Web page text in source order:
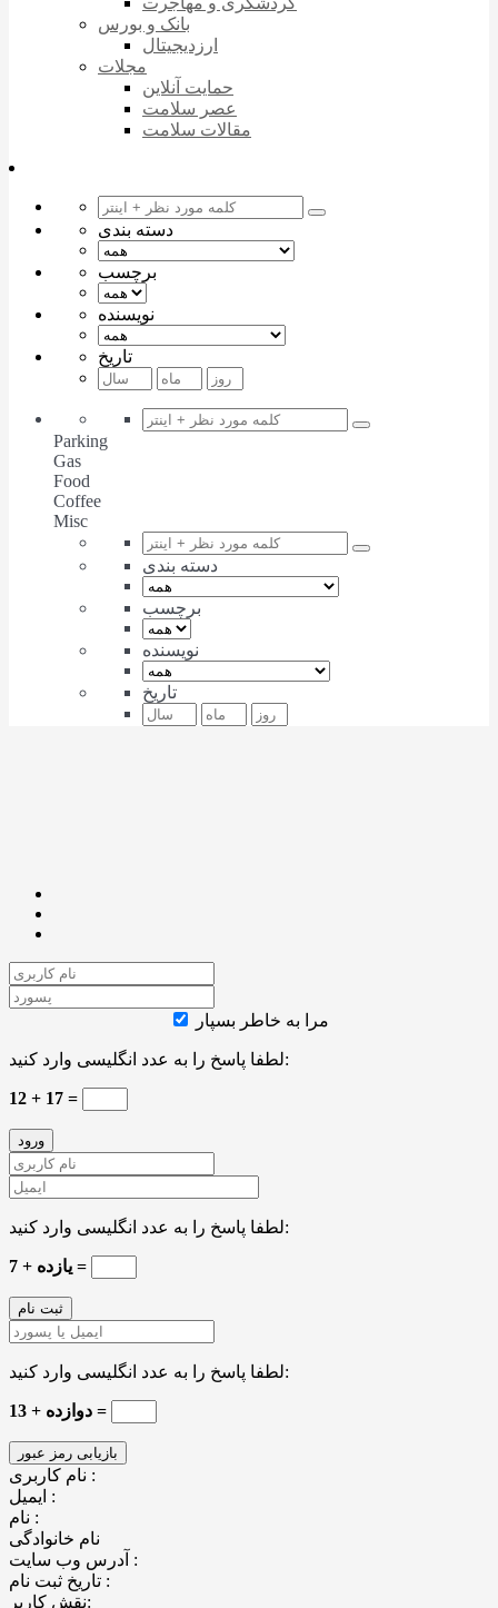
بانک و بورس
ارزدیجیتال
مجلات
حمایت آنلاین
عصر سلامت
مقالات سلامت
دسته بندی
برچسب
نویسنده
تاریخ
Parking
Gas
Food
Coffee
Misc
دسته بندی
برچسب
نویسنده
تاریخ
مرا به خاطر بسپار
لطفا پاسخ را به عدد انگلیسی وارد کنید:
12 + 17 =
لطفا پاسخ را به عدد انگلیسی وارد کنید:
7 + یازده =
لطفا پاسخ را به عدد انگلیسی وارد کنید:
13 + دوازده =
نام کاربری :
ایمیل :
نام :
نام خانوادگی
آدرس وب سایت :
تاریخ ثبت نام :
نقش کاربر: